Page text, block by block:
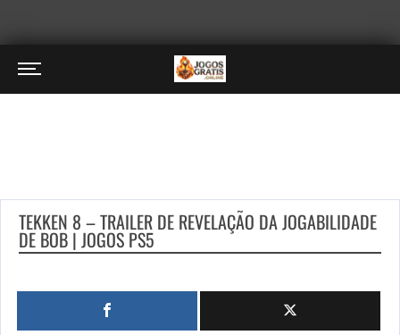
TEKKEN 8 – TRAILER DE REVELAÇÃO DA JOGABILIDADE
DE BOB | JOGOS PS5